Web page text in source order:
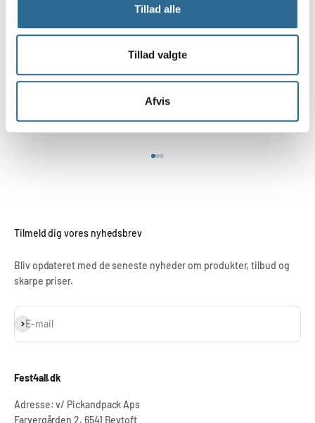
Tillad alle
Tillad valgte
Afvis
Fri fragt fra 499,-
Tilmeld dig vores nyhedsbrev
Bliv opdateret med de seneste nyheder om produkter, tilbud og
skarpe priser.
E-mail
Abonnér
Fest4all.dk
Adresse: v/ Pickandpack Aps
Farvergården 2, 6541 Bevtoft